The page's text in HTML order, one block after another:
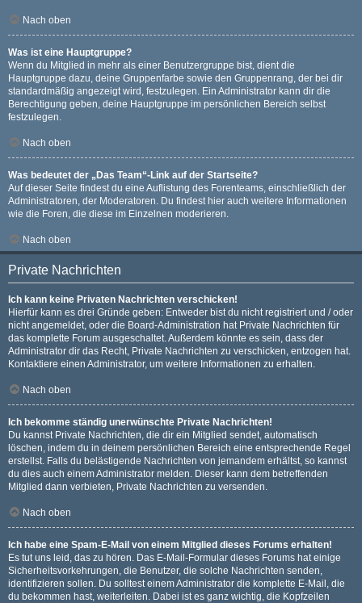
Nach oben
Was ist eine Hauptgruppe?
Wenn du Mitglied in mehr als einer Benutzergruppe bist, dient die
Hauptgruppe dazu, deine Gruppenfarbe sowie den Gruppenrang, der bei dir
standardmäßig angezeigt wird, festzulegen. Ein Administrator kann dir die
Berechtigung geben, deine Hauptgruppe im persönlichen Bereich selbst
festzulegen.
Nach oben
Was bedeutet der „Das Team“-Link auf der Startseite?
Auf dieser Seite findest du eine Auflistung des Forenteams, einschließlich der
Administratoren, der Moderatoren. Du findest hier auch weitere Informationen
wie die Foren, die diese im Einzelnen moderieren.
Nach oben
Private Nachrichten
Ich kann keine Privaten Nachrichten verschicken!
Hierfür kann es drei Gründe geben: Entweder bist du nicht registriert und / oder
nicht angemeldet, oder die Board-Administration hat Private Nachrichten für
das komplette Forum ausgeschaltet. Außerdem könnte es sein, dass der
Administrator dir das Recht, Private Nachrichten zu verschicken, entzogen hat.
Kontaktiere einen Administrator, um weitere Informationen zu erhalten.
Nach oben
Ich bekomme ständig unerwünschte Private Nachrichten!
Du kannst Private Nachrichten, die dir ein Mitglied sendet, automatisch
löschen, indem du in deinem persönlichen Bereich eine entsprechende Regel
erstellst. Falls du belästigende Nachrichten von jemandem erhältst, so kannst
du dies auch einem Administrator melden. Dieser kann dem betreffenden
Mitglied dann verbieten, Private Nachrichten zu versenden.
Nach oben
Ich habe eine Spam-E-Mail von einem Mitglied dieses Forums erhalten!
Es tut uns leid, das zu hören. Das E-Mail-Formular dieses Forums hat einige
Sicherheitsvorkehrungen, die Benutzer, die solche Nachrichten senden,
identifizieren sollen. Du solltest einem Administrator die komplette E-Mail, die
du bekommen hast, weiterleiten. Dabei ist es ganz wichtig, die Kopfzeilen